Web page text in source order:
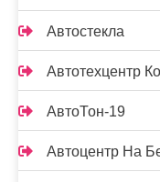
Автостекла
Автотехцентр
АвтоТон-19
Автоцентр На